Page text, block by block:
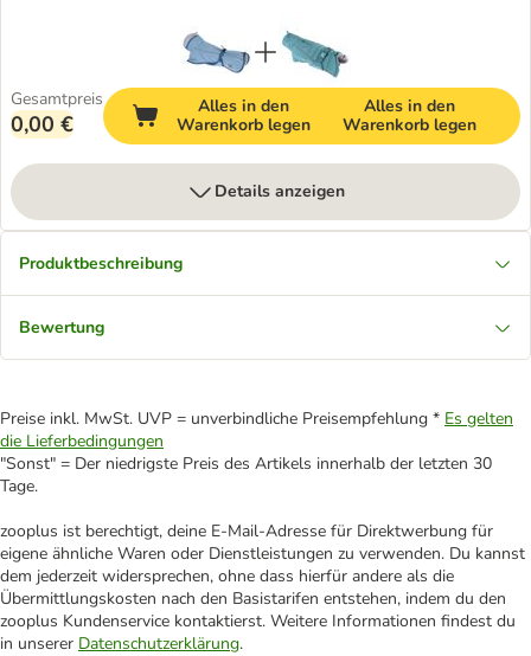
Gesamtpreis
0,00 €
Alles in den
Warenkorb legen
Alles in den
Warenkorb legen
Details anzeigen
Produktbeschreibung
Bewertung
Preise inkl. MwSt. UVP = unverbindliche Preisempfehlung * Es gelten
die Lieferbedingungen
"Sonst" = Der niedrigste Preis des Artikels innerhalb der letzten 30
Tage.
zooplus ist berechtigt, deine E-Mail-Adresse für Direktwerbung für
eigene ähnliche Waren oder Dienstleistungen zu verwenden. Du kannst
dem jederzeit widersprechen, ohne dass hierfür andere als die
Übermittlungskosten nach den Basistarifen entstehen, indem du den
zooplus Kundenservice kontaktierst. Weitere Informationen findest du
in unserer Datenschutzerklärung.